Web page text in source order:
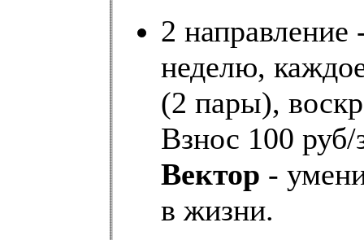
2 направление
неделю,
(2 пары),
Взнос 100 руб/
Вектор -
в жизни.